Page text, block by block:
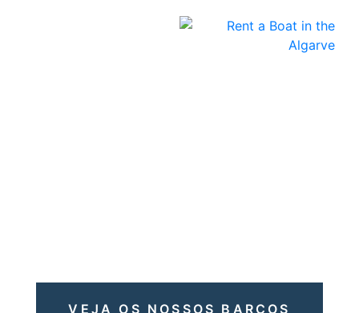
VEJA OS NOSSOS BARCOS